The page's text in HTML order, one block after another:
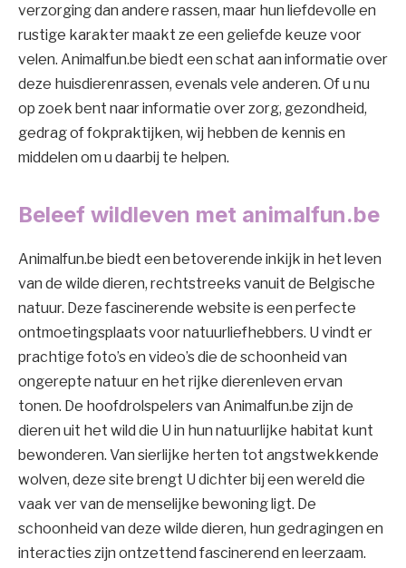
verzorging dan andere rassen, maar hun liefdevolle en
rustige karakter maakt ze een geliefde keuze voor
velen. Animalfun.be biedt een schat aan informatie over
deze huisdierenrassen, evenals vele anderen. Of u nu
op zoek bent naar informatie over zorg, gezondheid,
gedrag of fokpraktijken, wij hebben de kennis en
middelen om u daarbij te helpen.
Beleef wildleven met animalfun.be
Animalfun.be biedt een betoverende inkijk in het leven
van de wilde dieren, rechtstreeks vanuit de Belgische
natuur. Deze fascinerende website is een perfecte
ontmoetingsplaats voor natuurliefhebbers. U vindt er
prachtige foto’s en video’s die de schoonheid van
ongerepte natuur en het rijke dierenleven ervan
tonen. De hoofdrolspelers van Animalfun.be zijn de
dieren uit het wild die U in hun natuurlijke habitat kunt
bewonderen. Van sierlijke herten tot angstwekkende
wolven, deze site brengt U dichter bij een wereld die
vaak ver van de menselijke bewoning ligt. De
schoonheid van deze wilde dieren, hun gedragingen en
interacties zijn ontzettend fascinerend en leerzaam.